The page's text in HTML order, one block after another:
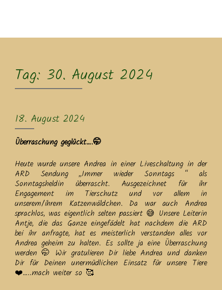
Tag: 30. August 2024
18. August 2024
Überraschung geglückt….🤭
Heute wurde unsere Andrea in einer Liveschaltung in der
ARD Sendung ,,Immer wieder Sonntags “ als
Sonntagsheldin überrascht. Ausgezeichnet für ihr
Engagement im Tierschutz und vor allem in
unserem/ihrem Katzenwäldchen. Da war auch Andrea
sprachlos, was eigentlich selten passiert 😅 Unsere Leiterin
Antje, die das Ganze eingefädelt hat nachdem die ARD
bei ihr anfragte, hat es meisterlich verstanden alles vor
Andrea geheim zu halten. Es sollte ja eine Überraschung
werden 🤭 Wir gratulieren Dir liebe Andrea und danken
Dir für Deinen unermüdlichen Einsatz für unsere Tiere
❤️…..mach weiter so 🥰